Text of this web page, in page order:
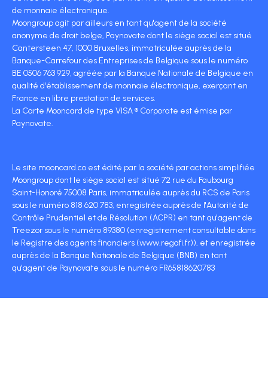
de monnaie électronique.
Moongroup agit par ailleurs en tant qu'agent de la société
anonyme de droit belge, Paynovate dont le siège social est situé
Cantersteen 47, 1000 Bruxelles, immatriculée auprès de la
Banque-Carrefour des Entreprises de Belgique sous le numéro
BE 0506 763 929, agréée par la Banque Nationale de Belgique en
qualité d'établissement de monnaie électronique, exerçant en
France en libre prestation de services.
La Carte Mooncard de type VISA ® Corporate est émise par
Paynovate.
Le site mooncard.co est édité par la société par actions simplifiée
Moongroup dont le siège social est situé 72 rue du Faubourg
Saint-Honoré 75008 Paris, immatriculée auprès du RCS de Paris
sous le numéro 818 620 783, enregistrée auprès de l'Autorité de
Contrôle Prudentiel et de Résolution (ACPR) en tant qu'agent de
Treezor sous le numéro 89380 (enregistrement consultable dans
le Registre des agents financiers (www.regafi.fr)), et enregistrée
auprès de la Banque Nationale de Belgique (BNB) en tant
qu'agent de Paynovate sous le numéro FR65818620783